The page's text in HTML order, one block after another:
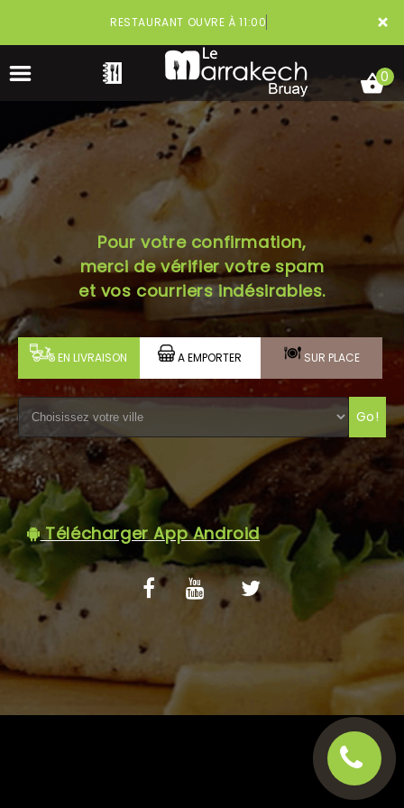
×
RESTAURANT OUVRE À 11:00
ACCUEIL
VOTRE COMPTE
NOTRE RESTAURANT
VOS AVIS
MENTIONS LÉGALES
C.G.V
0
Pour votre confirmation,
merci de vérifier votre spam
et vos courriers indésirables.
EN LIVRAISON A EMPORTER SUR PLACE
Go!
Télécharger App Android